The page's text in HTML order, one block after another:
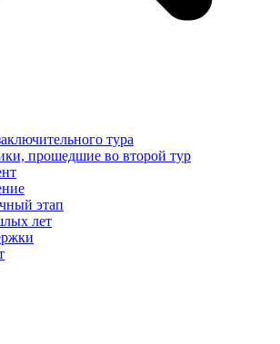
тура
прошедшие во второй тур
этап
лет